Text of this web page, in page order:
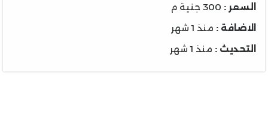
السعر : 300 جنية م
الاضافة : منذ 1 شهر
التحديث : منذ 1 شهر